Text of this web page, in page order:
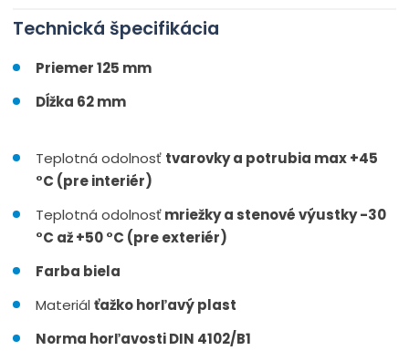
Technická špecifikácia
Priemer 125 mm
Dĺžka 62 mm
Teplotná odolnosť tvarovky a potrubia max +45
°C (pre interiér)
Teplotná odolnosťmriežky a stenové výustky -30
°C až +50 °C (pre exteriér)
Farba biela
Materiálťažko horľavý plast
Norma horľavosti DIN 4102/B1